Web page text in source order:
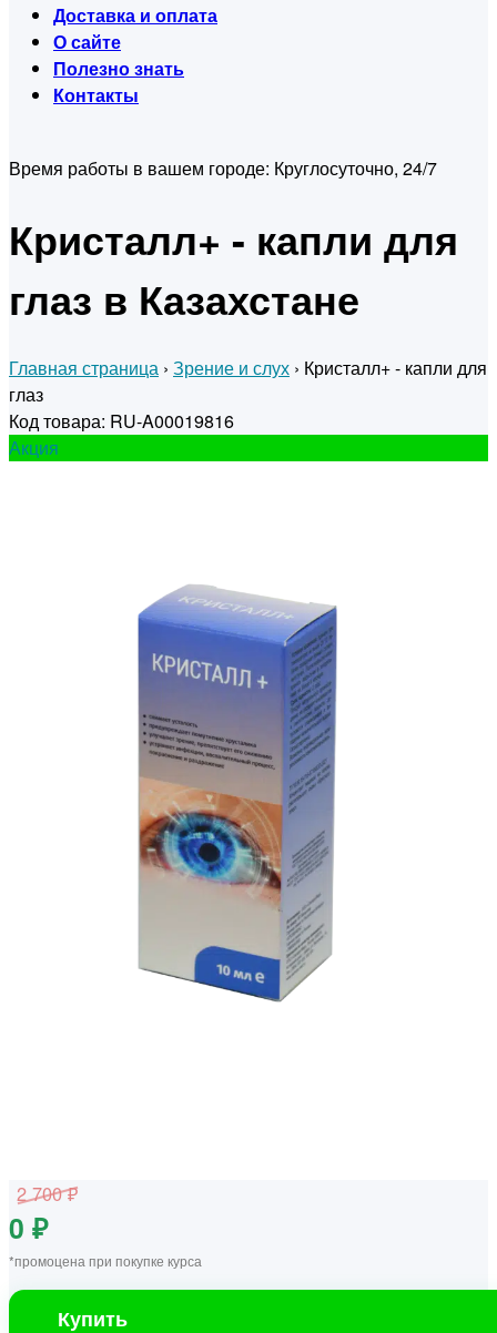
Доставка и оплата
О сайте
Полезно знать
Контакты
Время работы в вашем городе: Круглосуточно, 24/7
Кристалл+ - капли для
глаз в Казахстане
Главная страница › Зрение и слух › Кристалл+ - капли для
глаз
Код товара: RU-A00019816
Акция
2 700 ₽
0 ₽
*промоцена при покупке курса
Купить